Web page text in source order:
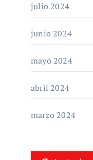
julio 2024
junio 2024
mayo 2024
abril 2024
marzo 2024